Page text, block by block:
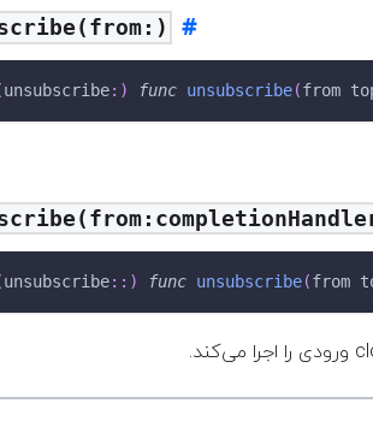
unsubscribe: ) func unsubscribe(from
unsubscribe: : ) func unsubscribe(from